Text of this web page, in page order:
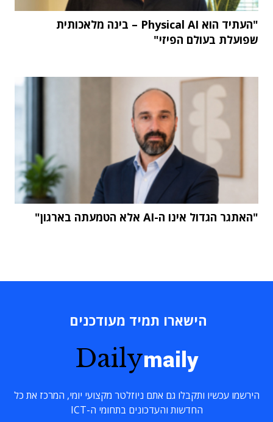
"העתיד הוא Physical AI – בינה מלאכותית
שפועלת בעולם הפיזי"
"האתגר הגדול אינו ה-AI אלא הטמעתה בארגון"
הישארו תמיד מעודכנים
Dailymaily
הירשמו עכשיו ותקבלו גם אתם ניוזלטר מקצועי יומי, המרכז את כל
החדשות והעדכונים בתחומי ה-ICT